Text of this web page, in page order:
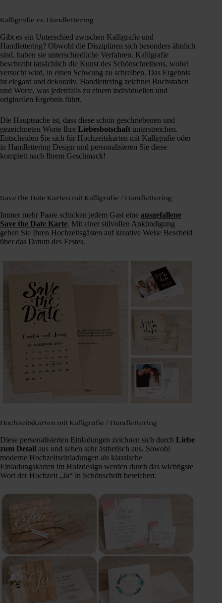
Kalligrafie vs. Handlettering
Gibt es ein Unterschied zwischen Kalligrafie und
Handlettering? Obwohl die Disziplinen sich besonders ähnlich
sind, haben sie unterschiedliche Verfahren. Kalligrafie
beschreibt tatsächlich die Kunst des Schönschreibens, wobei
versucht wird, in einen Schwung zu schreiben. Das Ergebnis
ist elegant und dekorativ. Handlettering zeichnet Buchstaben
und Worte, was jedenfalls zu einem individuellen und
originellen Ergebnis führt.
Die Hauptsache ist, dass diese schön geschriebenen und
gezeichneten Worte Ihre Liebesbotschaft unterstreichen.
Entscheiden Sie sich für Hochzeitskarten mit Kalligrafie oder
in Handlettering Design und personalisieren Sie diese
komplett nach Ihrem Geschmack!
Save the Date Karten mit Kalligrafie / Handlettering
Immer mehr Paare schicken jedem Gast eine ausgefallene
Save the Date Karte. Mit einer stilvollen Ankündigung
geben Sie Ihren Hochzeitsgästen auf kreative Weise Bescheid
über das Datum des Festes.
Hochzeitskarten mit Kalligrafie / Handlettering
Diese personalisierten Einladungen zeichnen sich durch Liebe
zum Detail aus und sehen sehr ästhetisch aus. Sowohl
moderne Hochzeitseinladungen als klassische
Einladungskarten im Holzdesign werden durch das wichtigste
Wort der Hochzeit „Ja“ in Schönschrift bereichert.